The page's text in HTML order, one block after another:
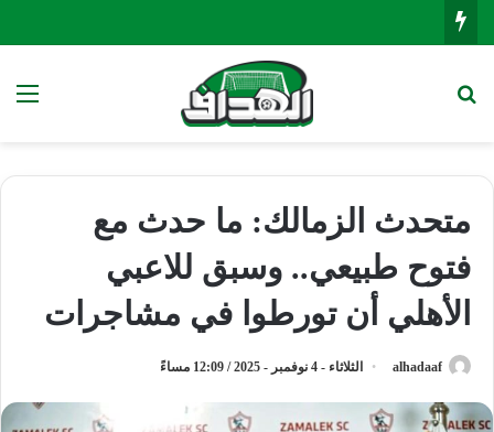
متحدث الزمالك: ما حدث مع
فتوح طبيعي.. وسبق للاعبي
الأهلي أن تورطوا في مشاجرات
alhadaaf الثلاثاء - 4 نوفمبر - 2025 / 12:09 مساءً